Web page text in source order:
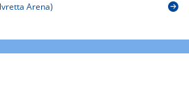
Arena)